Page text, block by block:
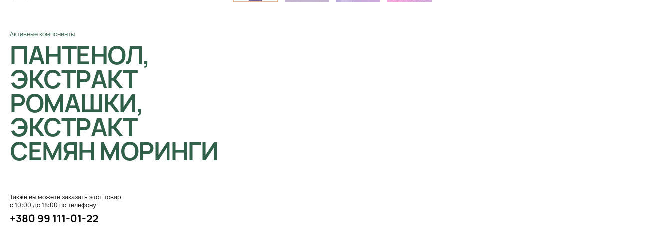
Активные компоненты
ПАНТЕНОЛ,
ЭКСТРАКТ
РОМАШКИ,
ЭКСТРАКТ
СЕМЯН МОРИНГИ
Также вы можете заказать этот товар
с 10:00 до 18:00 по телефону
+380 99 111-01-22